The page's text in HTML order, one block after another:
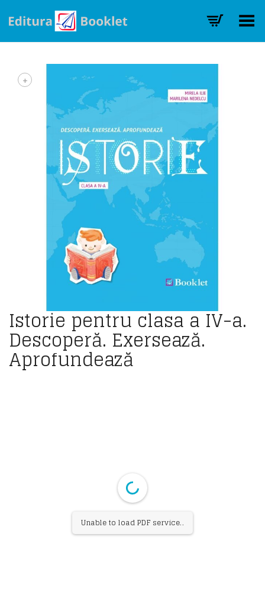
Toggle Menu
+
Istorie pentru clasa a IV-a.
Descoperă. Exersează.
Aprofundează
Unable to load PDF service..